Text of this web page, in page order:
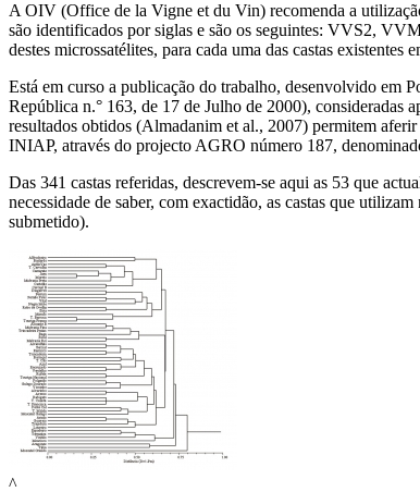
A OIV (Office de la Vigne et du Vin) recomenda a
são identificados por siglas e são os seguintes: VVS2,
destes microssatélites, para cada uma das castas existentes
Está em curso a publicação do trabalho, desenvolvido em
República n.° 163, de 17 de Julho de 2000), consideradas
resultados obtidos (Almadanim et al., 2007) permitem
INIAP, através do projecto AGRO número 187,
Das 341 castas referidas, descrevem‑se aqui as 53 que
necessidade de saber, com exactidão, as castas que
submetido).
^